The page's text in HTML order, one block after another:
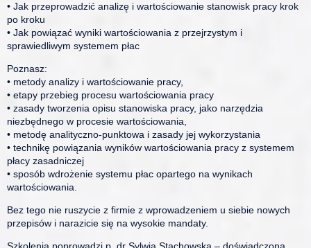
• Jak przeprowadzić analizę i wartościowanie stanowisk pracy krok
po kroku
• Jak powiązać wyniki wartościowania z przejrzystym i
sprawiedliwym systemem płac
Poznasz:
• metody analizy i wartościowanie pracy,
• etapy przebieg procesu wartościowania pracy
• zasady tworzenia opisu stanowiska pracy, jako narzędzia
niezbędnego w procesie wartościowania,
• metodę analityczno-punktowa i zasady jej wykorzystania
• technikę powiązania wyników wartościowania pracy z systemem
płacy zasadniczej
• sposób wdrożenie systemu płac opartego na wynikach
wartościowania.
Bez tego nie ruszycie z firmie z wprowadzeniem u siebie nowych
przepisów i narazicie się na wysokie mandaty.